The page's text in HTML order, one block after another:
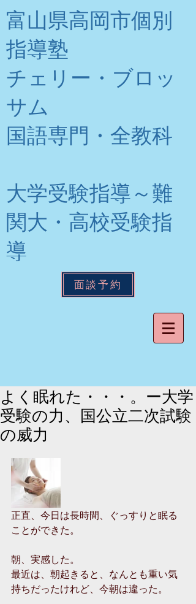
富山県高岡市個別
指導塾
チェリー・ブロッ
サム
​国語専門・全教科
大学受験指導～難
関大・高校受験指
導
面談予約
よく眠れた・・・。ー大学
受験の力、国公立二次試験
の威力
正直、今日は長時間、ぐっすりと眠る
ことができた。
朝、実感した。
最近は、朝起きると、なんとも重い気
持ちだったけれど、今朝は違った。